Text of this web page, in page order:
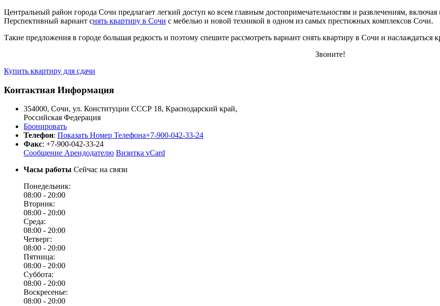
Центральный район города Сочи предлагает легкий доступ ко всем главным достопримечательностям и развлечениям,
Перспективный вариант снять квартиру в Сочи с мебелью и новой техникой в одном из самых престижных комплексов Сочи.
Такие предложения в городе большая редкость и поэтому спешите рассмотреть вариант снять квартиру в Сочи и
Звоните!
Купить квартиру для сдачи
Контактная Информация
354000, Сочи, ул. Конституции СССР 18, Краснодарский край,
Российская Федерация
Бронировать
Телефон: Показать Номер Телефона+7-900-042-33-24
Факс: +7-900-042-33-24
Сообщение Арендодателю Визитка vCard
Часы работы Сейчас на связи
Понедельник:
08:00 - 20:00
Вторник:
08:00 - 20:00
Среда:
08:00 - 20:00
Четверг:
08:00 - 20:00
Пятница:
08:00 - 20:00
Суббота:
08:00 - 20:00
Воскресенье:
08:00 - 20:00